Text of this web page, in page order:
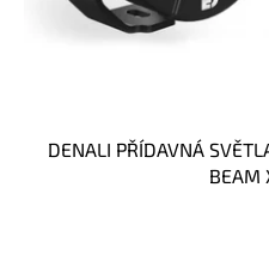
DENALI PŘÍDAVNÁ
BEAM